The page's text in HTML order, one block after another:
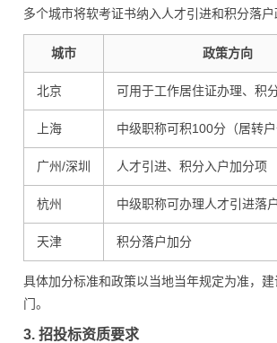
多个城市将软考证书纳入人才引进和积分落户
城市 政策方向
北京 可用于工作居住证办理、积
上海 中级职称可积100分（居转户
广州/深圳 人才引进、积分入户加分项
杭州 中级职称可办理人才引进落户
天津 积分落户加分
具体加分标准和政策以当地当年规定为准，
门。
3. 招投标资质要求